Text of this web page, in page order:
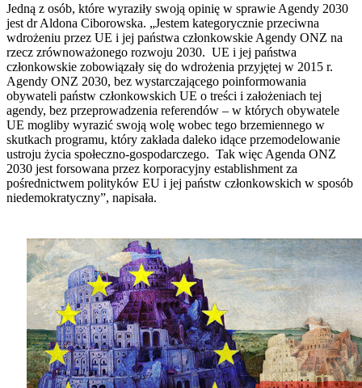
Jedną z osób, które wyraziły swoją opinię w sprawie Agendy 2030
jest dr Aldona Ciborowska. „Jestem kategorycznie przeciwna
wdrożeniu przez UE i jej państwa członkowskie Agendy ONZ na
rzecz zrównoważonego rozwoju 2030. UE i jej państwa
członkowskie zobowiązały się do wdrożenia przyjętej w 2015 r.
Agendy ONZ 2030, bez wystarczającego poinformowania
obywateli państw członkowskich UE o treści i założeniach tej
agendy, bez przeprowadzenia referendów – w których obywatele
UE mogliby wyrazić swoją wolę wobec tego brzemiennego w
skutkach programu, który zakłada daleko idące przemodelowanie
ustroju życia społeczno-gospodarczego. Tak więc Agenda ONZ
2030 jest forsowana przez korporacyjny establishment za
pośrednictwem polityków EU i jej państw członkowskich w sposób
niedemokratyczny”, napisała.